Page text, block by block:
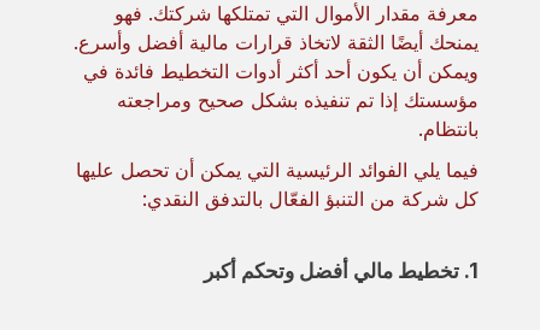
معرفة مقدار الأموال التي تمتلكها شركتك. فهو
يمنحك أيضًا الثقة لاتخاذ قرارات مالية أفضل وأسرع.
ويمكن أن يكون أحد أكثر أدوات التخطيط فائدة في
مؤسستك إذا تم تنفيذه بشكل صحيح ومراجعته
بانتظام.
فيما يلي الفوائد الرئيسية التي يمكن أن تحصل عليها
كل شركة من التنبؤ الفعّال بالتدفق النقدي:
1. تخطيط مالي أفضل وتحكم أكبر